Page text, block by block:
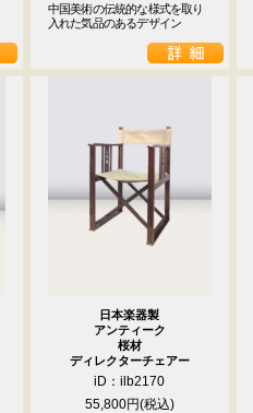
中国美術の伝統的な様式を取り
入れた気品のあるデザイン
日本楽器製
アンティーク
桜材
ディレクターチェアー
iD：ilb2170
55,800円